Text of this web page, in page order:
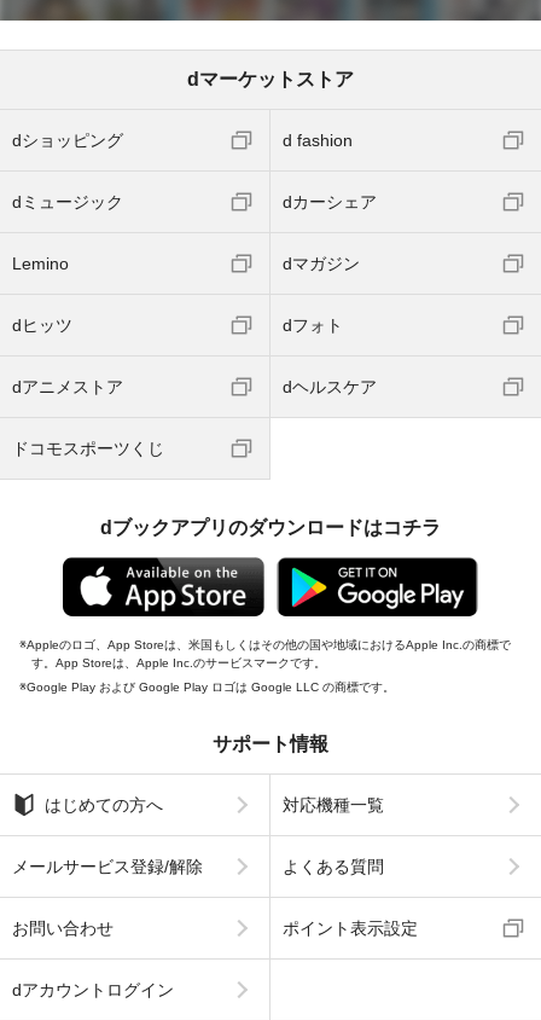
dマーケットストア
dショッピング d fashion
dミュージック dカーシェア
Lemino dマガジン
dヒッツ dフォト
dアニメストア dヘルスケア
ドコモスポーツくじ
dブックアプリのダウンロードはコチラ
Appleのロゴ、App Storeは、米国もしくはその他の国や地域におけるApple Inc.の商標で
す。App Storeは、Apple Inc.のサービスマークです。
Google Play および Google Play ロゴは Google LLC の商標です。
サポート情報
はじめての方へ 対応機種一覧
メールサービス登録/解除 よくある質問
お問い合わせ ポイント表示設定
dアカウントログイン